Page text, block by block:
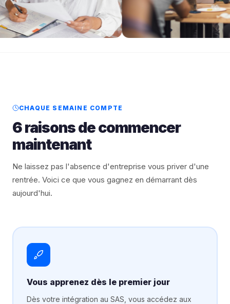
CHAQUE SEMAINE COMPTE
6 raisons de commencer
maintenant
Ne laissez pas l'absence d'entreprise vous priver d'une
rentrée. Voici ce que vous gagnez en démarrant dès
aujourd'hui.
Vous apprenez dès le premier jour
Dès votre intégration au SAS, vous accédez aux